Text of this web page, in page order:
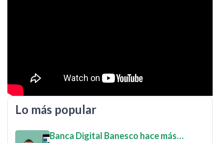
Lo más popular
Banca Digital Banesco hace más…